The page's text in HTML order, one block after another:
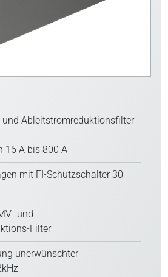
und Ableitstromreduktionsfilter
16 A bis 800 A
mit FI-Schutzschalter 30
und
Filter
unerwünschter